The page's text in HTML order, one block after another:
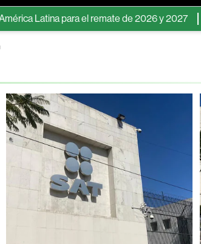
para el remate de 2026 y 2027 ¿Cómo